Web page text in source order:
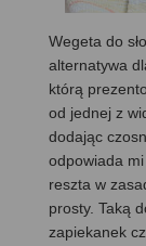
Wegeta do
alternatywa
którą
od jednej z
dodając
odpowiada
reszta w
prosty. Taką
zapiekanek